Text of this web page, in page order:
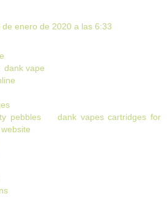
de enero de 2020 a las 6:33
dank vape
pebbles
dank vapes cartridges for